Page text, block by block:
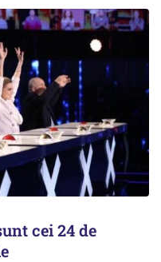
cei 24 de